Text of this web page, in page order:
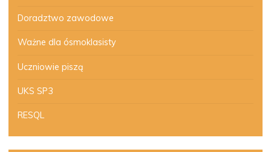
Doradztwo zawodowe
Ważne dla ósmoklasisty
Uczniowie piszą
UKS SP3
RESQL